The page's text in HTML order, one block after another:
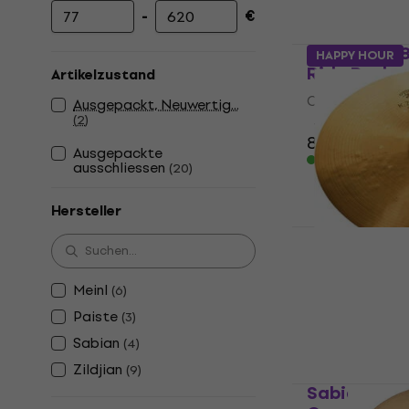
Mindestpreis
- Höchstpreis €
Artikelzustand
Ausgepackt, Neuwertig...
(2)
Ausgepackte
ausschliessen (20)
Hersteller
Meinl (6)
Paiste (3)
Sabian (4)
Zildjian (9)
Meinl
Ride
Crash / Ride
4,5
83,40 €
Auf Lager
HAPPY HOUR
Sabian